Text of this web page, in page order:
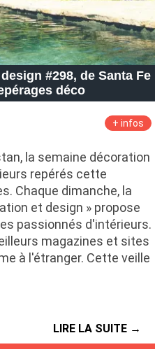
#298, de Santa Fe
déco
+ infos
la semaine décoration
repérés cette
Chaque dimanche, la
et design » propose
passionnés d'intérieurs.
magazines et sites
à l'étranger. Cette veille
LIRE LA SUITE →